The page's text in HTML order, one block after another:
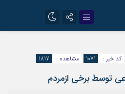
کد خبر : 1071 مشاهده : 1817
توسط برخی ازمردم